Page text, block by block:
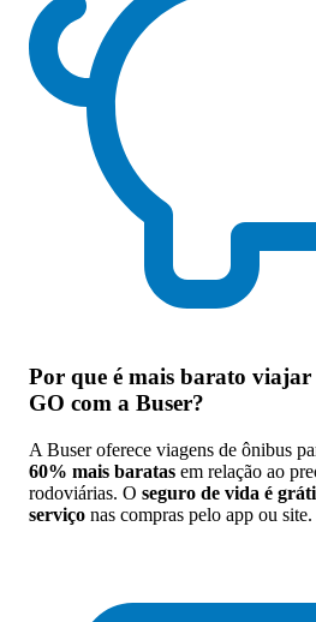
Por que é mais barato
GO com a Buser?
A Buser oferece viagens de ônibus
60% mais baratas em relação ao
rodoviárias. O seguro de vida é
serviço nas compras pelo app ou site.